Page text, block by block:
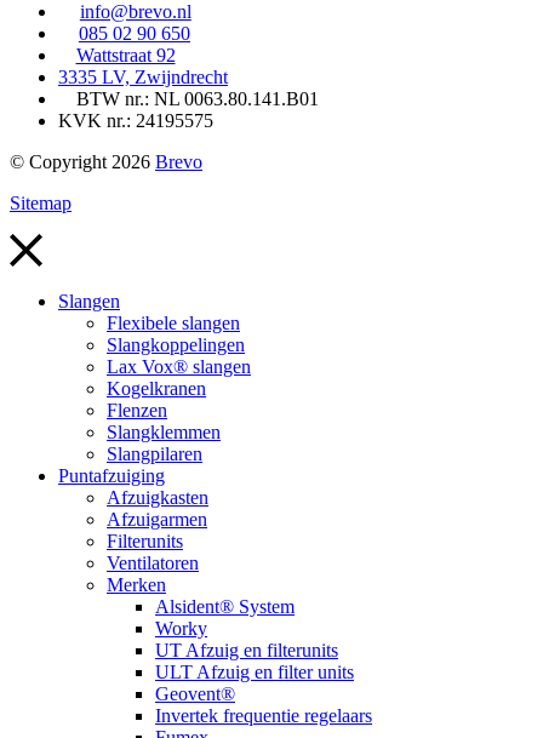
info@brevo.nl
085 02 90 650
Wattstraat 92
3335 LV, Zwijndrecht
BTW nr.: NL 0063.80.141.B01
KVK nr.: 24195575
© Copyright 2026 Brevo
Sitemap
Slangen
Flexibele slangen
Slangkoppelingen
Lax Vox® slangen
Kogelkranen
Flenzen
Slangklemmen
Slangpilaren
Puntafzuiging
Afzuigkasten
Afzuigarmen
Filterunits
Ventilatoren
Merken
Alsident® System
Worky
UT Afzuig en filterunits
ULT Afzuig en filter units
Geovent®
Invertek frequentie regelaars